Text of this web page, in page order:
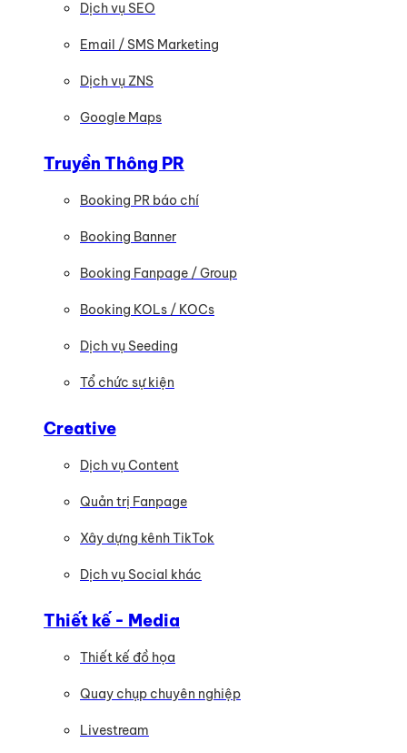
Dịch vụ SEO
Email / SMS Marketing
Dịch vụ ZNS
Google Maps
Truyền Thông PR
Booking PR báo chí
Booking Banner
Booking Fanpage / Group
Booking KOLs / KOCs
Dịch vụ Seeding
Tổ chức sự kiện
Creative
Dịch vụ Content
Quản trị Fanpage
Xây dựng kênh TikTok
Dịch vụ Social khác
Thiết kế - Media
Thiết kế đồ họa
Quay chụp chuyên nghiệp
Livestream